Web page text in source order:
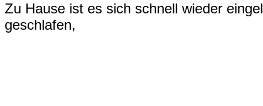
Zu Hause ist es sich schnell wieder
geschlafen,